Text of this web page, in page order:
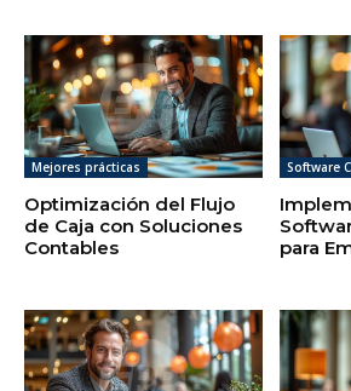
Mejores prácticas
Optimización del Flujo
de Caja con Soluciones
Contables
Software
para